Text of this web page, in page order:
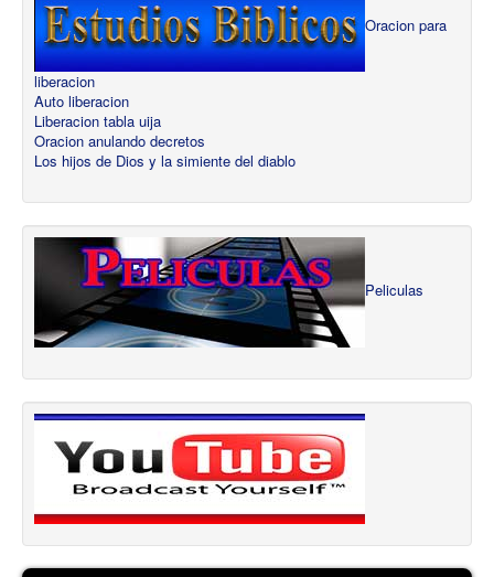
Oracion para
liberacion
Auto liberacion
Liberacion tabla uija
Oracion anulando decretos
Los hijos de Dios y la simiente del diablo
Peliculas